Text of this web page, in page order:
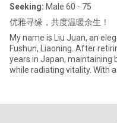
Seeking: Male 60 - 75
优雅寻缘，共度温暖余生！
My name is Liu Juan, an
Fushun, Liaoning. After
years in Japan, maintaining
while radiating vitality. With